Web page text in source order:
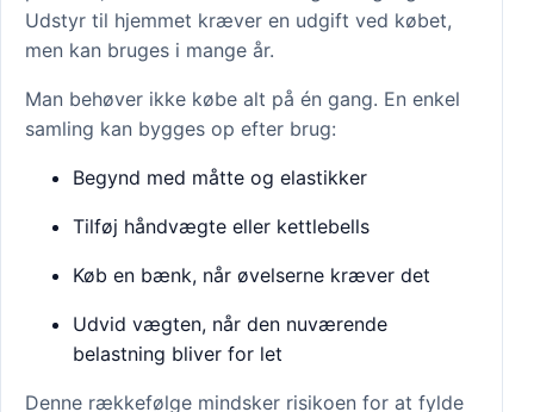
Udstyr til hjemmet kræver en udgift ved købet,
men kan bruges i mange år.
Man behøver ikke købe alt på én gang. En enkel
samling kan bygges op efter brug:
Begynd med måtte og elastikker
Tilføj håndvægte eller kettlebells
Køb en bænk, når øvelserne kræver det
Udvid vægten, når den nuværende
belastning bliver for let
Denne rækkefølge mindsker risikoen for at fylde